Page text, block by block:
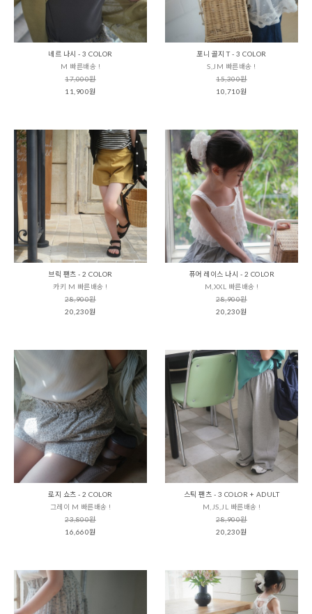
네르 나시 - 3 COLOR
M 빠른배송 !
17,000원
11,900원
포니 골지 T - 3 COLOR
S,JM 빠른배송 !
15,300원
10,710원
브릭 팬츠 - 2 COLOR
카키 M 빠른배송 !
28,900원
20,230원
퓨어 레이스 나시 - 2 COLOR
M,XXL 빠른배송 !
28,900원
20,230원
로지 쇼츠 - 2 COLOR
그레이 M 빠른배송 !
23,800원
16,660원
스틱 팬츠 - 3 COLOR + ADULT
M,JS,JL 빠른배송 !
28,900원
20,230원